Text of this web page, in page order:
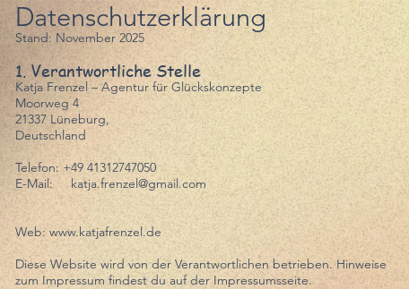
Datenschutzerklärung
Stand: November 2025
1. Verantwortliche Stelle
Katja Frenzel – Agentur für Glückskonzepte
Moorweg 4
21337 Lüneburg,
Deutschland
Telefon: +49 41312747050
E-Mail:katja.frenzel@gmail.com
Web:www.katjafrenzel.de
Diese Website wird von der Verantwortlichen betrieben. Hinweise
zum Impressum findest du auf der Impressumsseite.